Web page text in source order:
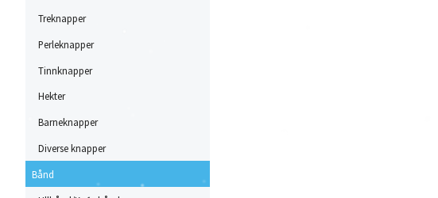
Treknapper
Perleknapper
Tinnknapper
Hekter
Barneknapper
Diverse knapper
Bånd